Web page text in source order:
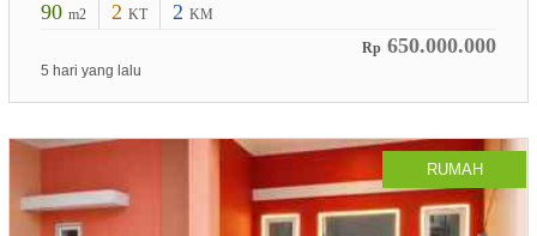
90 m2 2 KT 2 KM
Rp 650.000.000
5 hari yang lalu
RUMAH